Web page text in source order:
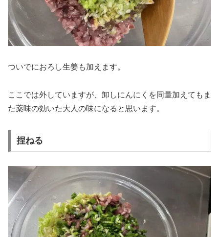
ついでにおろし生姜も加えます。
ここでは外していますが、卸しにんにくを同量加えてもま
た薬味の効いた大人の味になると思います。
捏ねる